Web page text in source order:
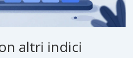
altri indici